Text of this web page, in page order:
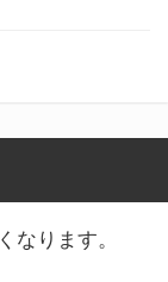
なります。